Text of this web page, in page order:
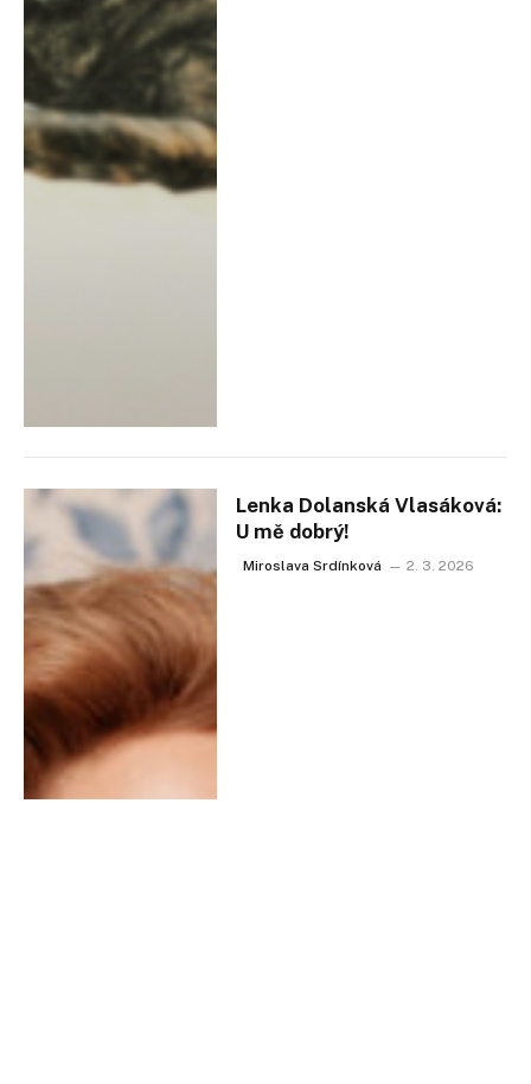
Lenka Dolanská Vlasáková:
U mě dobrý!
Miroslava Srdínková 2. 3. 2026